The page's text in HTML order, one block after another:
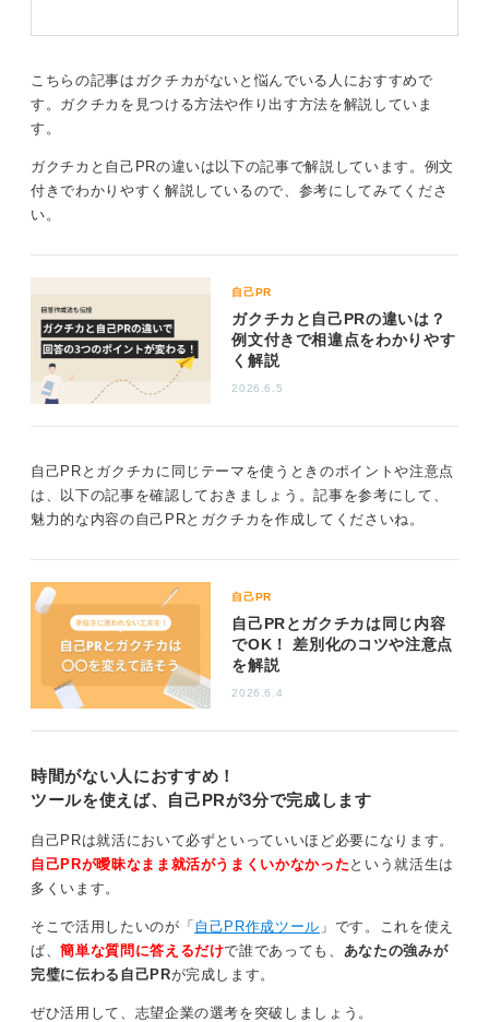
0
そのため、同じテーマであっても切り口を変えること
で、魅力的なアピールとなるでしょう。
深掘りで新たな発見の可能性も！ 第三者の視点も活
用して自分を知ろう
と聞かれる可能性はあります。
大学4年間で経験したことがアルバイトだけなのか、と疑
問に思われるかもしれません。もし、ほかにアピールで
きるような派手なエピソードがないということであれ
ば、正直にそう伝えても良いでしょう。
ードを分けて伝えることで、深掘りされた際に困る可能
性は低くなります。
一つのエピソードだけで押し通そうとすると、採用側は
ょう。
もし同じネタになりそうだと感じるのであれば、大学の
キャリアセンターなどで相談し、専門家のアドバイスを
受けながらエピソードを深掘りしてみるのも良い方法で
す。
こちらの記事はガクチカがないと悩んでいる人におすすめで
す。ガクチカを見つける方法や作り出す方法を解説していま
す。
ガクチカと自己PRの違いは以下の記事で解説しています。例文
付きでわかりやすく解説しているので、参考にしてみてくださ
い。
自己PR
ガクチカと自己PRの違いは？
例文付きで相違点をわかりやす
く解説
2026.6.5
自己PRとガクチカに同じテーマを使うときのポイントや注意点
は、以下の記事を確認しておきましょう。記事を参考にして、
魅力的な内容の自己PRとガクチカを作成してくださいね。
自己PR
自己PRとガクチカは同じ内容
でOK！ 差別化のコツや注意点
を解説
2026.6.4
時間がない人におすすめ！
ツールを使えば、自己PRが3分で完成します
自己PRは就活において必ずといっていいほど必要になります。
自己PRが曖昧なまま就活がうまくいかなかった という就活生は
多くいます。
そこで活用したいのが「自己PR作成ツール 」です。これを使え
ば、簡単な質問に答えるだけで誰であっても、 あなたの強みが
完璧に伝わる自己PRが完成します。
ぜひ活用して、志望企業の選考を突破しましょう。